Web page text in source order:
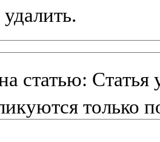
статью:
только